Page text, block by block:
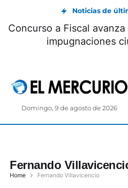
Noticias de
Enner Valencia es nuevo
Juniors hasta
Domingo, 9 de agosto de 2026
Fernando
Home Fernando Villavicencio